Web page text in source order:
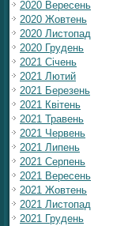
2020 Вересень
2020 Жовтень
2020 Листопад
2020 Грудень
2021 Січень
2021 Лютий
2021 Березень
2021 Квітень
2021 Травень
2021 Червень
2021 Липень
2021 Серпень
2021 Вересень
2021 Жовтень
2021 Листопад
2021 Грудень